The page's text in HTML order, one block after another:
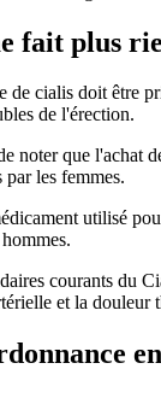
fait plus
de cialis doit être
de l'érection.
noter que l'achat
les femmes.
utilisé
courants du
et la douleur